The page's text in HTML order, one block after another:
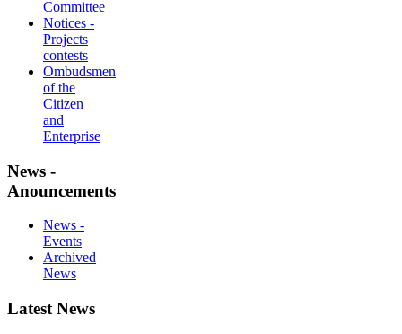
Committee
Notices -
Projects
contests
Ombudsmen
of the
Citizen
and
Enterprise
News -
Anouncements
News -
Events
Archived
News
Latest News